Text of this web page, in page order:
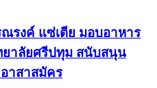
งค์ แซ่เตีย มอบอาหาร
าลัยศรีปทุม สนับสนุน
าสาสมัคร